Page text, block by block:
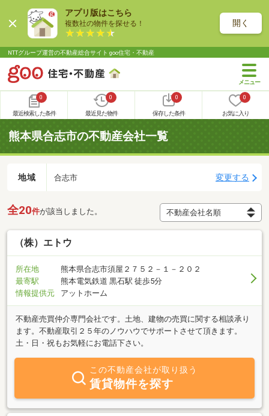
アプリ版はこちら
複数社の物件を探せる！ 開く
NTTグループ運営の不動産総合サイト goo住宅・不動産
0
最近検索した条件
0
最近見た物件
0
保存した条件
0
お気に入り
熊本県合志市の不動産会社一覧
地域 合志市 変更する
全20件が該当しました。
（株）エトウ
所在地
熊本県合志市須屋２７５２－１－２０２
最寄駅
熊本電気鉄道 黒石駅 徒歩5分
情報提供元
アットホーム
不動産売買仲介専門会社です。土地、建物の売買に関する相談承り
ます。不動産取引２５年のノウハウでサポートさせて頂きます。
土・日・祝もお気軽にお電話下さい。
この不動産会社が取り扱う
賃貸物件を探す